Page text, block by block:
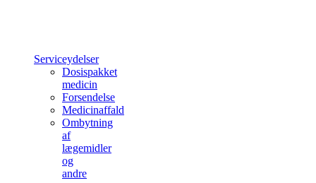
Serviceydelser
Dosispakket
medicin
Forsendelse
Medicinaffald
Ombytning
af
lægemidler
og
andre